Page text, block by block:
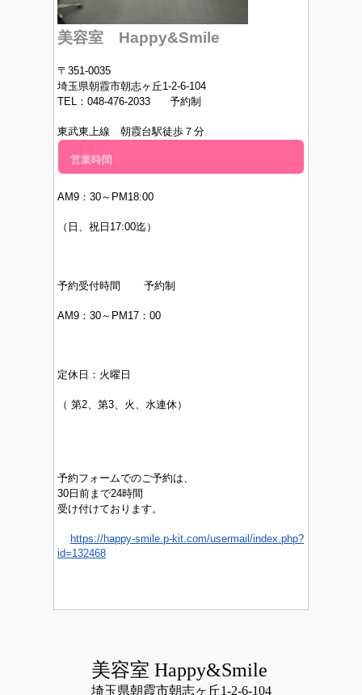
美容室 Happy&Smile
〒351-0035
埼玉県朝霞市朝志ヶ丘1-2-6-104
TEL：048-476-2033 予約制
東武東上線 朝霞台駅徒歩７分
営業時間
AM9：30～PM18:00
（日、祝日17:00迄）
予約受付時間 予約制
AM9：30～PM17：00
定休日： 火曜日
（ 第2、第3、火、水連休）
予約フォームでのご予約は、
30日前まで24時間
受け付けております。
https://happy-smile.p-kit.com/usermail/index.php?
id=132468
美容室 Happy&Smile
埼玉県朝霞市朝志ヶ丘1-2-6-104